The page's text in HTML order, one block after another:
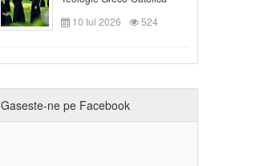
Departamentul Blaj în anul
universitar 2026/2027
10 Iul 2026 524
Gaseste-ne pe Facebook